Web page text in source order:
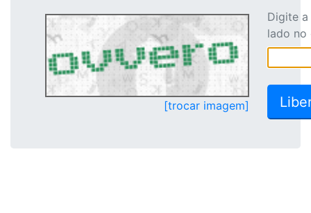
[trocar imagem]
Digite
lado no